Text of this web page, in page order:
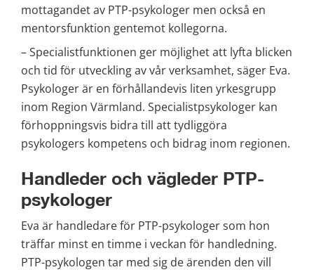
mottagandet av PTP-psykologer men också en
mentorsfunktion gentemot kollegorna.
– Specialistfunktionen ger möjlighet att lyfta blicken
och tid för utveckling av vår verksamhet, säger Eva.
Psykologer är en förhållandevis liten yrkesgrupp
inom Region Värmland. Specialistpsykologer kan
förhoppningsvis bidra till att tydliggöra
psykologers kompetens och bidrag inom regionen.
Handleder och vägleder PTP-
psykologer
Eva är handledare för PTP-psykologer som hon
träffar minst en timme i veckan för handledning.
PTP-psykologen tar med sig de ärenden den vill